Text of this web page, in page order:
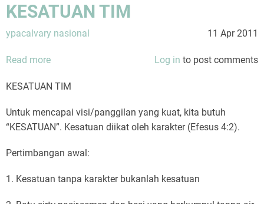
KESATUAN TIM
ypacalvary nasional 11 Apr 2011
Read more
TIM
Log in to post comments
KESATUAN TIM
Untuk mencapai visi/panggilan yang kuat, kita butuh
“KESATUAN”. Kesatuan diikat oleh karakter (Efesus 4:2).
Pertimbangan awal:
1. Kesatuan tanpa karakter bukanlah kesatuan